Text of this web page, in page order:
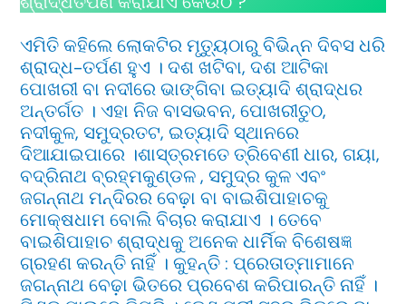
ଏମିତି କହିଲେ ଲୋକଟିର ମୃତ୍ୟୁଠାରୁ ବିଭିନ୍ନ ଦିବସ ଧରି
ଶ୍ରାଦ୍ଧ-ତର୍ପଣ ହୁଏ । ଦଶ ଖଟିବା, ଦଶ ଆଟିକା
ପୋଖରୀ ବା ନଦୀରେ ଭାଙ୍ଗିବା ଇତ୍ୟାଦି ଶ୍ରାଦ୍ଧର
ଅନ୍ତର୍ଗତ । ଏହା ନିଜ ବାସଭବନ, ପୋଖରୀତୁଠ,
ନଦୀକୁଳ, ସମୁଦ୍ରତଟ, ଇତ୍ୟାଦି ସ୍ଥାନରେ
ଦିଆଯାଇପାରେ ।ଶାସ୍ତ୍ରମତେ ତ୍ରିବେଣୀ ଧାର, ଗୟା,
ବଦ୍ରିନାଥ ବ୍ରହ୍ମକୁଣ୍ଡଳ , ସମୁଦ୍ର କୁଳ ଏବଂ
ଜଗନ୍ନାଥ ମନ୍ଦିରର ବେଢ଼ା ବା ବାଇଶିପାହାଚକୁ
ମୋକ୍ଷଧାମ ବୋଲି ବିଚାର କରାଯାଏ । ତେବେ
ବାଇଶିପାହାଚ ଶ୍ରାଦ୍ଧକୁ ଅନେକ ଧାର୍ମିକ ବିଶେଷଜ୍ଞ
ଗ୍ରହଣ କରନ୍ତି ନାହିଁ । କୁହନ୍ତି : ପ୍ରେତାତ୍ମାମାନେ
ଜଗନ୍ନାଥ ବେଢ଼ା ଭିତରେ ପ୍ରବେଶ କରିପାରନ୍ତି ନାହିଁ ।